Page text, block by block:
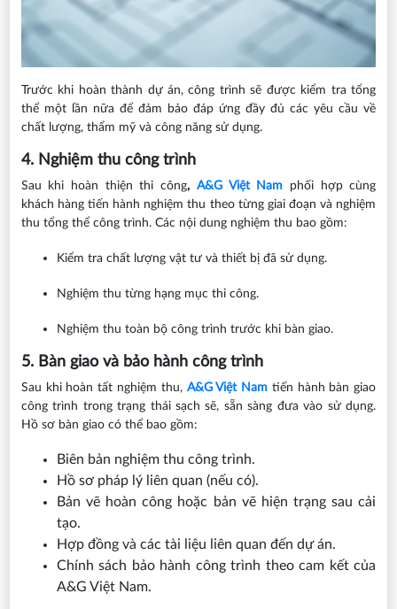
Trước khi hoàn thành dự án, công trình sẽ được kiểm tra tổng
thể một lần nữa để đảm bảo đáp ứng đầy đủ các yêu cầu về
chất lượng, thẩm mỹ và công năng sử dụng.
4. Nghiệm thu công trình
Sau khi hoàn thiện thi công, A&G Việt Nam phối hợp cùng
khách hàng tiến hành nghiệm thu theo từng giai đoạn và nghiệm
thu tổng thể công trình. Các nội dung nghiệm thu bao gồm:
Kiểm tra chất lượng vật tư và thiết bị đã sử dụng.
Nghiệm thu từng hạng mục thi công.
Nghiệm thu toàn bộ công trình trước khi bàn giao.
5. Bàn giao và bảo hành công trình
Sau khi hoàn tất nghiệm thu, A&G Việt Nam tiến hành bàn giao
công trình trong trạng thái sạch sẽ, sẵn sàng đưa vào sử dụng.
Hồ sơ bàn giao có thể bao gồm:
Biên bản nghiệm thu công trình.
Hồ sơ pháp lý liên quan (nếu có).
Bản vẽ hoàn công hoặc bản vẽ hiện trạng sau cải
tạo.
Hợp đồng và các tài liệu liên quan đến dự án.
Chính sách bảo hành công trình theo cam kết của
A&G Việt Nam.